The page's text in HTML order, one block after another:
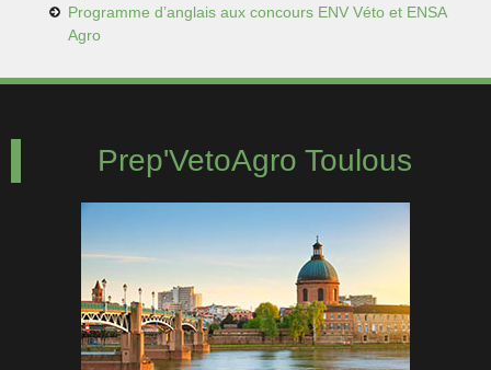
Programme d’anglais aux concours ENV Véto et ENSA
Agro
Prep'VetoAgro Toulous